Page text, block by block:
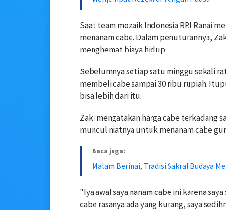
Saat team mozaik Indonesia RRI Ranai
menanam cabe. Dalam penuturannya,
menghemat biaya hidup.
Sebelumnya setiap satu minggu sekali
membeli cabe sampai 30 ribu rupiah.
bisa lebih dari itu.
Zaki mengatakan harga cabe terkadang
muncul niatnya untuk menanam cabe
Baca juga:
Malam Berinai, Tradisi Sakral Budaya
"Iya awal saya nanam cabe ini karena
cabe rasanya ada yang kurang, saya